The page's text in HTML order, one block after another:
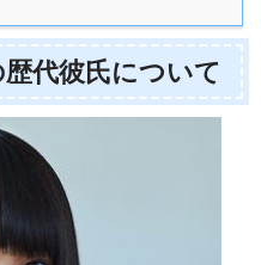
代彼氏について